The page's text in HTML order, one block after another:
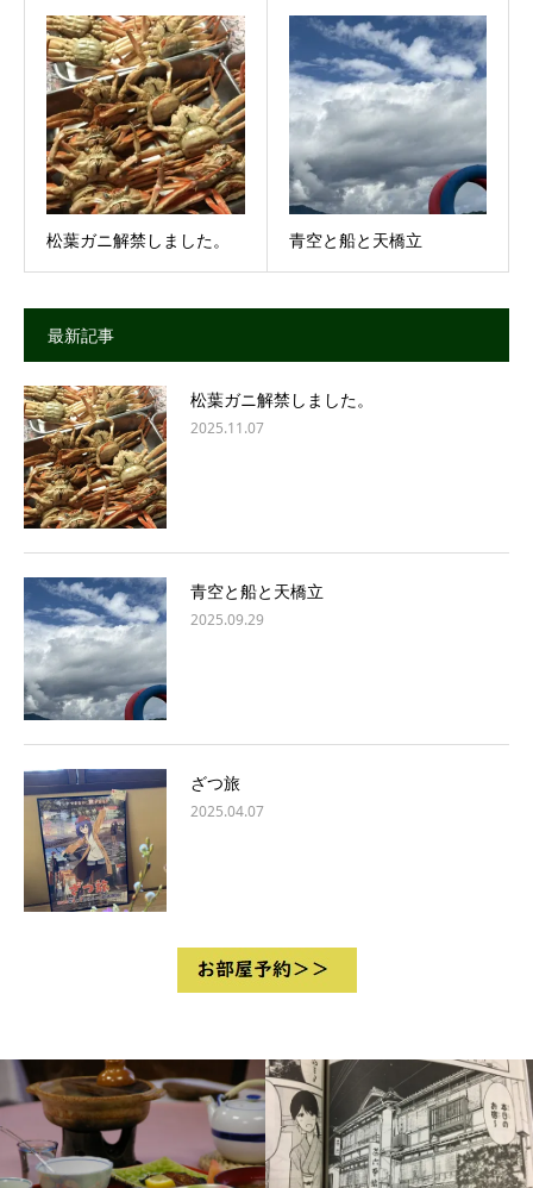
松葉ガニ解禁しました。 青空と船と天橋立
最新記事
松葉ガニ解禁しました。
2025.11.07
青空と船と天橋立
2025.09.29
ざつ旅
2025.04.07